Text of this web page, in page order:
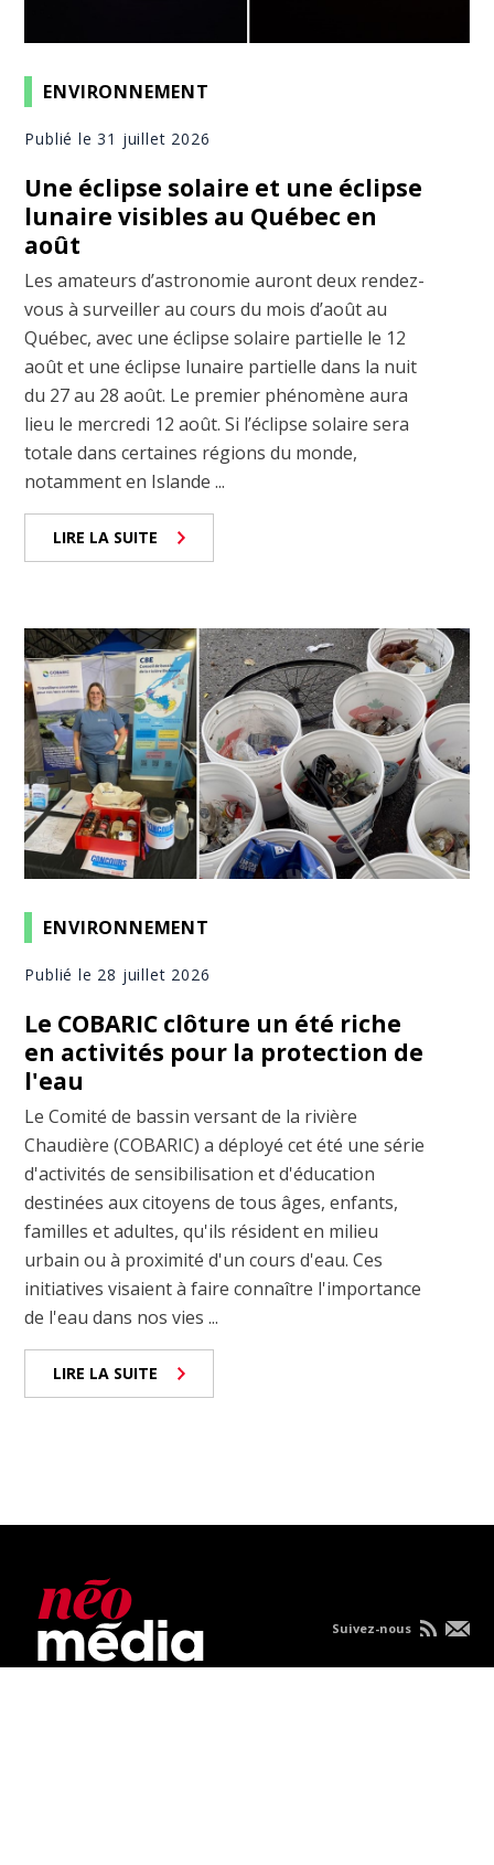
ENVIRONNEMENT
Publié le 31 juillet 2026
Une éclipse solaire et une éclipse
lunaire visibles au Québec en
août
Les amateurs d’astronomie auront deux rendez-
vous à surveiller au cours du mois d’août au
Québec, avec une éclipse solaire partielle le 12
août et une éclipse lunaire partielle dans la nuit
du 27 au 28 août. Le premier phénomène aura
lieu le mercredi 12 août. Si l’éclipse solaire sera
totale dans certaines régions du monde,
notamment en Islande ...
LIRE LA SUITE
ENVIRONNEMENT
Publié le 28 juillet 2026
Le COBARIC clôture un été riche
en activités pour la protection de
l'eau
Le Comité de bassin versant de la rivière
Chaudière (COBARIC) a déployé cet été une série
d'activités de sensibilisation et d'éducation
destinées aux citoyens de tous âges, enfants,
familles et adultes, qu'ils résident en milieu
urbain ou à proximité d'un cours d'eau. Ces
initiatives visaient à faire connaître l'importance
de l'eau dans nos vies ...
LIRE LA SUITE
Suivez-nous